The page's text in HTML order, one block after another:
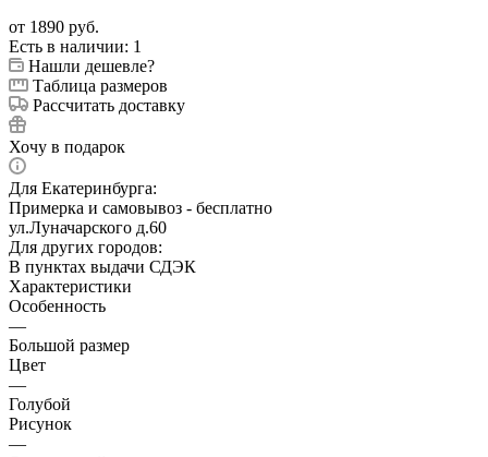
от 1890 руб.
Есть в наличии: 1
Нашли дешевле?
Таблица размеров
Рассчитать доставку
Хочу в подарок
Для Екатеринбурга:
Примерка и самовывоз - бесплатно
ул.Луначарского д.60
Для других городов:
В пунктах выдачи СДЭК
Характеристики
Особенность
—
Большой размер
Цвет
—
Голубой
Рисунок
—